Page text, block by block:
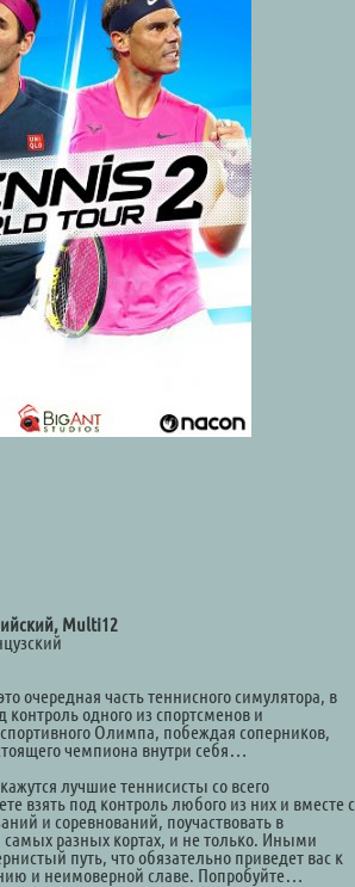
Multi12
очередная часть теннисного симулятора, в
контроль одного из спортсменов и
Олимпа, побеждая соперников,
чемпиона внутри себя…
лучшие теннисисты со всего
взять под контроль любого из них и вместе с
и соревнований, поучаствовать в
разных кортах, и не только. Иными
путь, что обязательно приведет вас к
и неимоверной славе. Попробуйте…